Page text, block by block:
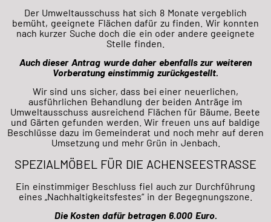
Der Umweltausschuss hat sich 8 Monate vergeblich
bemüht, geeignete Flächen dafür zu finden. Wir konnten
nach kurzer Suche doch die ein oder andere geeignete
Stelle finden.
Auch dieser Antrag wurde daher ebenfalls zur weiteren
Vorberatung einstimmig zurückgestellt.
Wir sind uns sicher, dass bei einer neuerlichen,
ausführlichen Behandlung der beiden Anträge im
Umweltausschuss ausreichend Flächen für Bäume, Beete
und Gärten gefunden werden. Wir freuen uns auf baldige
Beschlüsse dazu im Gemeinderat und noch mehr auf deren
Umsetzung und mehr Grün in Jenbach.
SPEZIALMÖBEL FÜR DIE ACHENSEESTRASSE
Ein einstimmiger Beschluss fiel auch zur Durchführung
eines „Nachhaltigkeitsfestes“ in der Begegnungszone.
Die Kosten dafür betragen 6.000 Euro.